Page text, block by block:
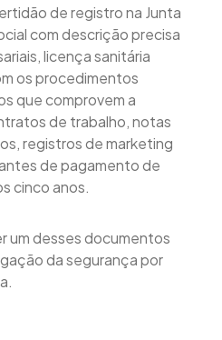
de registro na Junta
com descrição precisa
licença sanitária
os procedimentos
que comprovem a
de trabalho, notas
registros de marketing
de pagamento de
cinco anos.
um desses documentos
da segurança por